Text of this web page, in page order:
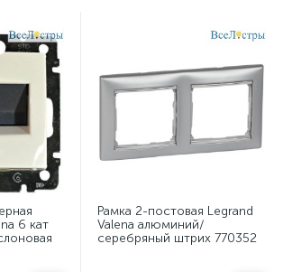
6 кат
Рамка 2-постовая Legrand
Valena алюминий/
серебряный штрих 770352